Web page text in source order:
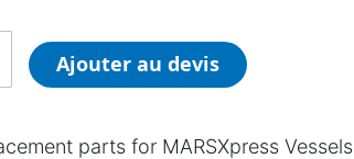
Ajouter au devis
parts for MARSXpress Vessels